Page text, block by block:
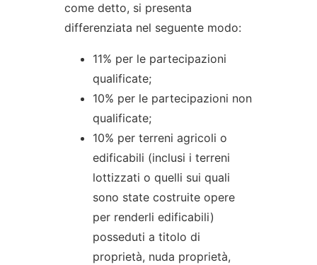
come detto, si presenta
differenziata nel seguente modo:
11% per le partecipazioni
qualificate;
10% per le partecipazioni non
qualificate;
10% per terreni agricoli o
edificabili (inclusi i terreni
lottizzati o quelli sui quali
sono state costruite opere
per renderli edificabili)
posseduti a titolo di
proprietà, nuda proprietà,